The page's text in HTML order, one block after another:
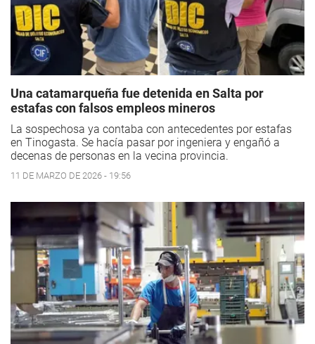
Una catamarqueña fue detenida en Salta por
estafas con falsos empleos mineros
La sospechosa ya contaba con antecedentes por estafas
en Tinogasta. Se hacía pasar por ingeniera y engañó a
decenas de personas en la vecina provincia.
11 DE MARZO DE 2026 - 19:56